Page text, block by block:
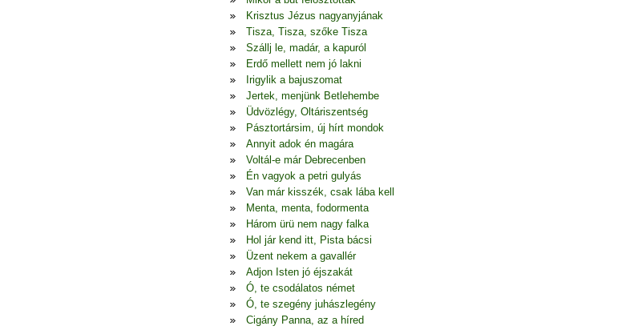
Krisztus Jézus nagyanyjának
Tisza, Tisza, szőke Tisza
Szállj le, madár, a kapuról
Erdő mellett nem jó lakni
Irigylik a bajuszomat
Jertek, menjünk Betlehembe
Üdvözlégy, Oltáriszentség
Pásztortársim, új hírt mondok
Annyit adok én magára
Voltál-e már Debrecenben
Én vagyok a petri gulyás
Van már kisszék, csak lába kell
Menta, menta, fodormenta
Három ürü nem nagy falka
Hol jár kend itt, Pista bácsi
Üzent nekem a gavallér
Adjon Isten jó éjszakát
Ó, te csodálatos német
Ó, te szegény juhászlegény
Cigány Panna, az a híred